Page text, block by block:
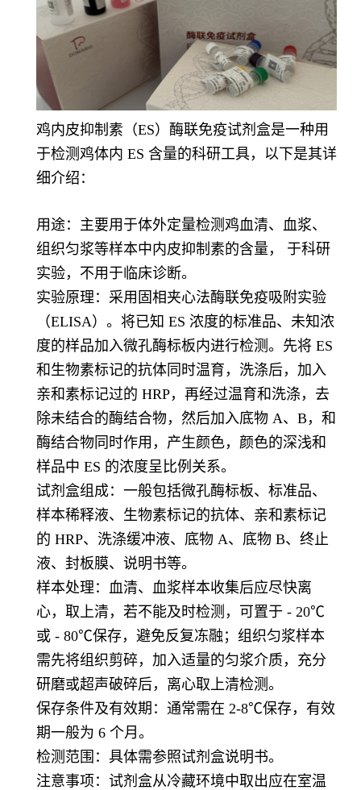
鸡内皮抑制素（ES）酶联免疫试剂盒是一种用
于检测鸡体内 ES 含量的科研工具，以下是其详
细介绍：
用途：主要用于体外定量检测鸡血清、血浆、
组织匀浆等样本中内皮抑制素的含量， 于科研
实验，不用于临床诊断。
实验原理：采用固相夹心法酶联免疫吸附实验
（ELISA）。将已知 ES 浓度的标准品、未知浓
度的样品加入微孔酶标板内进行检测。先将 ES
和生物素标记的抗体同时温育，洗涤后，加入
亲和素标记过的 HRP，再经过温育和洗涤，去
除未结合的酶结合物，然后加入底物 A、B，和
酶结合物同时作用，产生颜色，颜色的深浅和
样品中 ES 的浓度呈比例关系。
试剂盒组成：一般包括微孔酶标板、标准品、
样本稀释液、生物素标记的抗体、亲和素标记
的 HRP、洗涤缓冲液、底物 A、底物 B、终止
液、封板膜、说明书等。
样本处理：血清、血浆样本收集后应尽快离
心，取上清，若不能及时检测，可置于 - 20℃
或 - 80℃保存，避免反复冻融；组织匀浆样本
需先将组织剪碎，加入适量的匀浆介质，充分
研磨或超声破碎后，离心取上清检测。
保存条件及有效期：通常需在 2-8℃保存，有效
期一般为 6 个月。
检测范围：具体需参照试剂盒说明书。
注意事项：试剂盒从冷藏环境中取出应在室温